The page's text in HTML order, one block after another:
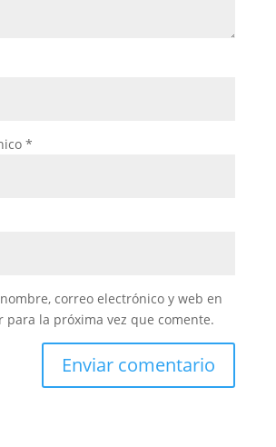
*
correo electrónico y web en
para la próxima vez que comente.